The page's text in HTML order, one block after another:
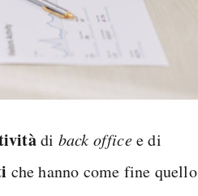
di back officee di
che hanno come fine quello